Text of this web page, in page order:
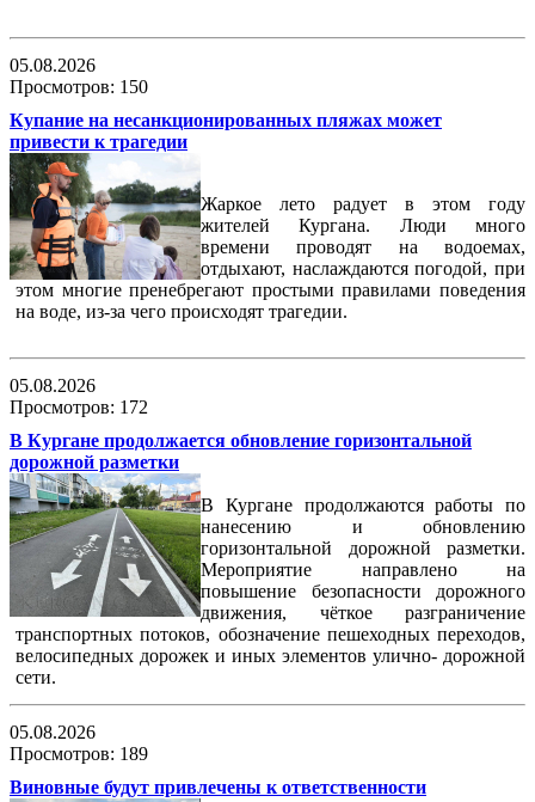
05.08.2026
Просмотров: 150
Купание на несанкционированных пляжах может
привести к трагедии
Жаркое лето радует в этом году
жителей Кургана. Люди много
времени проводят на водоемах,
отдыхают, наслаждаются погодой, при
этом многие пренебрегают простыми правилами поведения
на воде, из-за чего происходят трагедии.
05.08.2026
Просмотров: 172
В Кургане продолжается обновление горизонтальной
дорожной разметки
В Кургане продолжаются работы по
нанесению и обновлению
горизонтальной дорожной разметки.
Мероприятие направлено на
повышение безопасности дорожного
движения, чёткое разграничение
транспортных потоков, обозначение пешеходных переходов,
велосипедных дорожек и иных элементов улично- дорожной
сети.
05.08.2026
Просмотров: 189
Виновные будут привлечены к ответственности